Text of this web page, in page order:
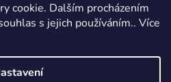
cookie. Dalším procházením
s jejich používáním.. Více
spodmínkami ochrany